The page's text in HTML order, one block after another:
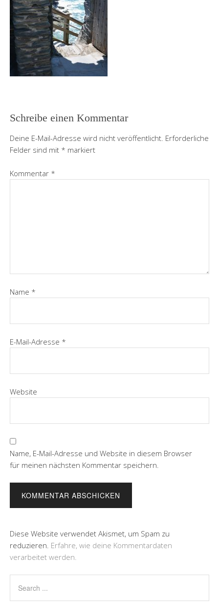
Schreibe einen Kommentar
Deine E-Mail-Adresse wird nicht veröffentlicht. Erforderliche
Felder sind mit * markiert
Kommentar *
Name *
E-Mail-Adresse *
Website
Name, E-Mail-Adresse und Website in diesem Browser
für meinen nächsten Kommentar speichern.
Diese Website verwendet Akismet, um Spam zu
reduzieren. Erfahre, wie deine Kommentardaten
verarbeitet werden.